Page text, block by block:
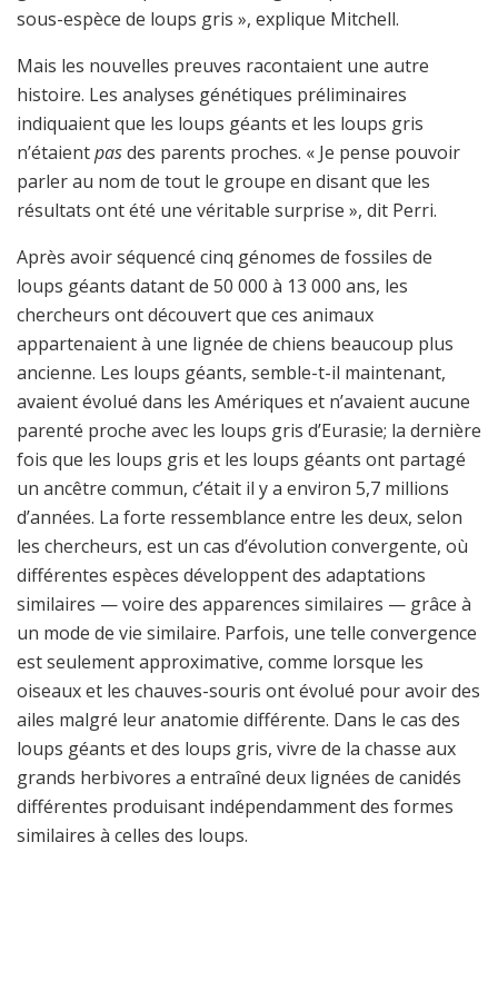
sous-espèce de loups gris », explique Mitchell.
Mais les nouvelles preuves racontaient une autre
histoire. Les analyses génétiques préliminaires
indiquaient que les loups géants et les loups gris
n’étaientpasdes parents proches. « Je pense pouvoir
parler au nom de tout le groupe en disant que les
résultats ont été une véritable surprise », dit Perri.
Après avoir séquencé cinq génomes de fossiles de
loups géants datant de 50 000 à 13 000 ans, les
chercheurs ont découvert que ces animaux
appartenaient à une lignée de chiens beaucoup plus
ancienne. Les loups géants, semble-t-il maintenant,
avaient évolué dans les Amériques et n’avaient aucune
parenté proche avec les loups gris d’Eurasie; la dernière
fois que les loups gris et les loups géants ont partagé
un ancêtre commun, c’était il y a environ 5,7 millions
d’années. La forte ressemblance entre les deux, selon
les chercheurs, est un cas d’évolution convergente, où
différentes espèces développent des adaptations
similaires — voire des apparences similaires — grâce à
un mode de vie similaire. Parfois, une telle convergence
est seulement approximative, comme lorsque les
oiseaux et les chauves-souris ont évolué pour avoir des
ailes malgré leur anatomie différente. Dans le cas des
loups géants et des loups gris, vivre de la chasse aux
grands herbivores a entraîné deux lignées de canidés
différentes produisant indépendamment des formes
similaires à celles des loups.